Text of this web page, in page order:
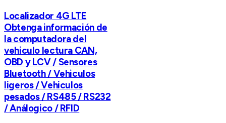
Localizador 4G LTE
Obtenga información de
la computadora del
vehiculo lectura CAN,
OBD y LCV / Sensores
Bluetooth / Vehiculos
ligeros / Vehiculos
pesados / RS485 / RS232
/ Análogico / RFID